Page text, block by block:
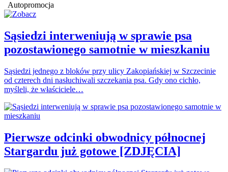
Autopromocja
Sąsiedzi interweniują w sprawie psa
pozostawionego samotnie w mieszkaniu
Sąsiedzi jednego z bloków przy ulicy Zakopiańskiej w Szczecinie
od czterech dni nasłuchiwali szczekania psa. Gdy ono cichło,
myśleli, że właściciele…
Pierwsze odcinki obwodnicy północnej
Stargardu już gotowe [ZDJĘCIA]